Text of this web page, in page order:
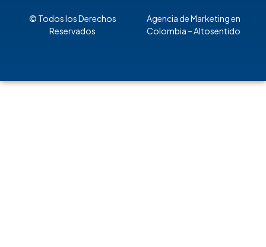
© Todos los Derechos
Reservados
Agencia de Marketing en
Colombia – Altosentido